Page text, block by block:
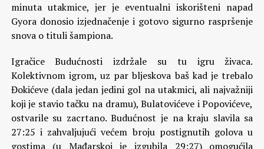
minuta utakmice, jer je eventualni iskorišteni napad
Gyora donosio izjednačenje i gotovo sigurno raspršenje
snova o tituli šampiona.
Igračice Budućnosti izdržale su tu igru živaca.
Kolektivnom igrom, uz par bljeskova baš kad je trebalo
Đokićeve (dala jedan jedini gol na utakmici, ali najvažniji
koji je stavio tačku na dramu), Bulatovićeve i Popovićeve,
ostvarile su zacrtano. Budućnost je na kraju slavila sa
27:25 i zahvaljujući većem broju postignutih golova u
gostima (u Mađarskoj je izgubila 29:27) omogućila